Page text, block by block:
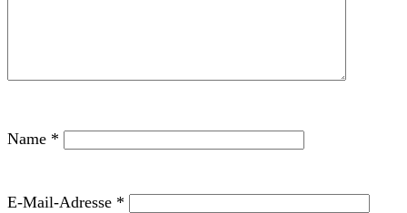
Name *
E-Mail-Adresse *